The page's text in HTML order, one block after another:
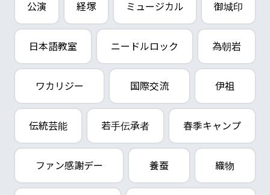
公演 経塚 ミュージカル 御城印
日本語教室 ニードルロック 為朝岩
ワカリジー 国際交流 伊祖
伝統芸能 若手伝承者 春季キャンプ
ファン感謝デー 養蚕 織物